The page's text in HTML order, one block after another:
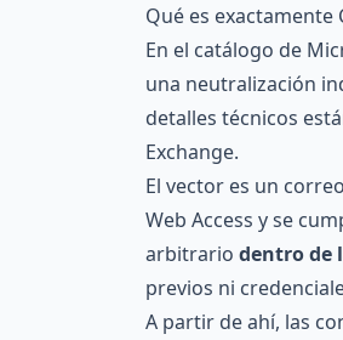
Qué es exactamente
En el catálogo de
una neutralización
detalles técnicos
Exchange.
El vector es un
Web Access y se
arbitrario dentro de
previos ni
A partir de ahí, las